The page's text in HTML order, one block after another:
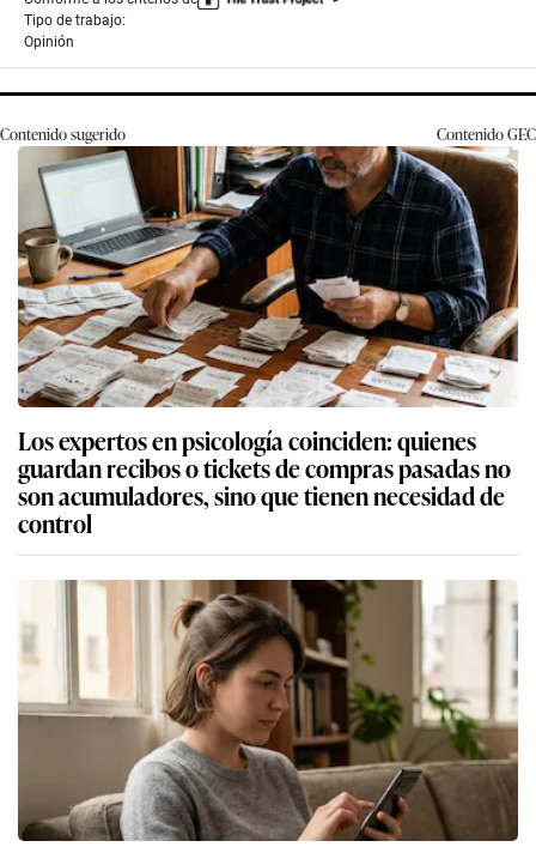
Tipo de trabajo:
Opinión
Contenido sugerido ContenidoGEC
Los expertos en psicología coinciden: quienes
guardan recibos o tickets de compras pasadas no
son acumuladores, sino que tienen necesidad de
control